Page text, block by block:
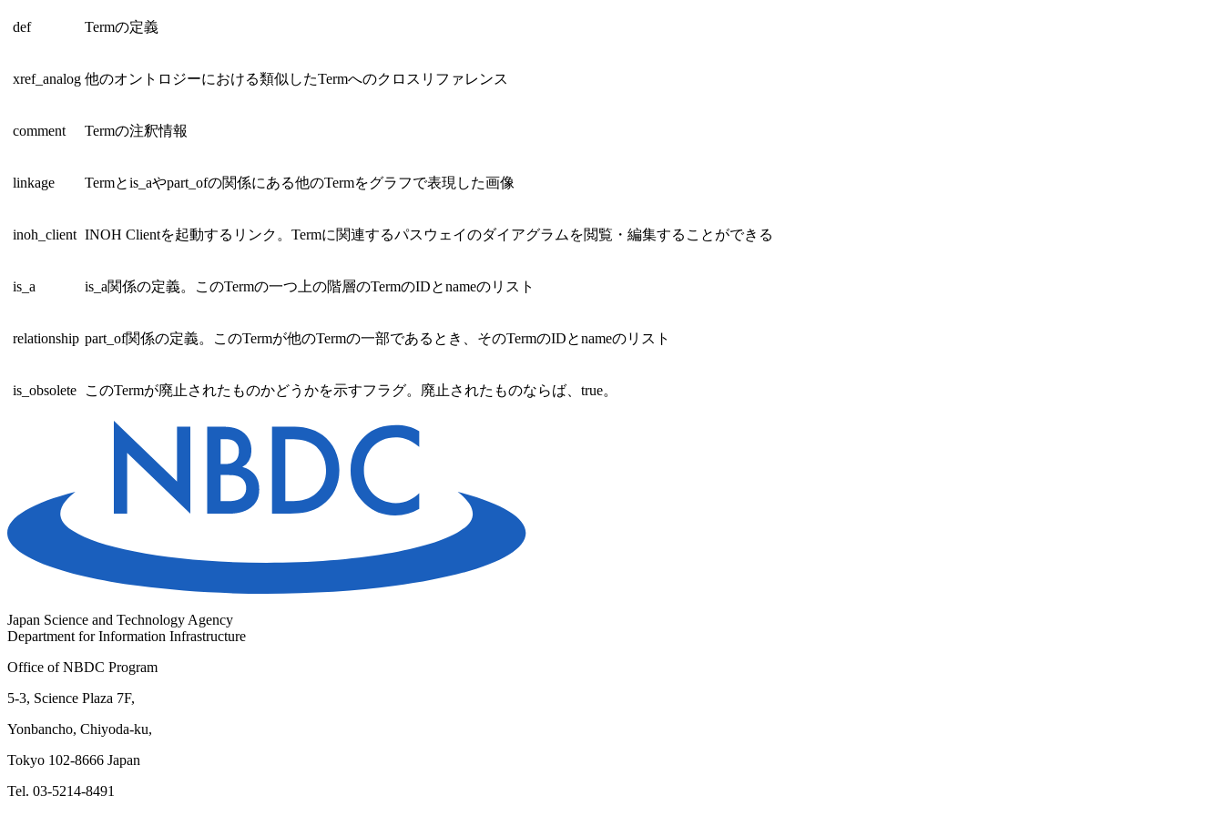
def Termの定義
xref_analog 他のオントロジーにおける類似したTermへのクロスリファレンス
comment Termの注釈情報
linkage Termとis_aやpart_ofの関係にある他のTermをグラフで表現した画像
inoh_client INOH Clientを起動するリンク。Termに関連するパスウェイのダイアグラムを閲覧・編集することができる
is_a is_a関係の定義。このTermの一つ上の階層のTermのIDとnameのリスト
relationship part_of関係の定義。このTermが他のTermの一部であるとき、そのTermのIDとnameのリスト
is_obsolete このTermが廃止されたものかどうかを示すフラグ。廃止されたものならば、true。
Japan Science and Technology Agency
Department for Information Infrastructure
Office of NBDC Program
5-3, Science Plaza 7F,
Yonbancho, Chiyoda-ku,
Tokyo 102-8666 Japan
Tel. 03-5214-8491